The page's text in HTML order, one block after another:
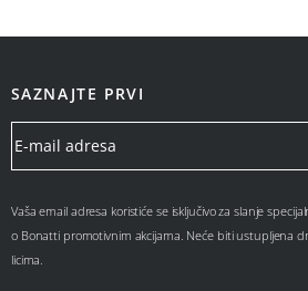
SAZNAJTE PRVI
Vaša email adresa koristiće se isključivo za slanje
o Bonatti promotivnim akcijama. Neće biti ustupljena
licima.